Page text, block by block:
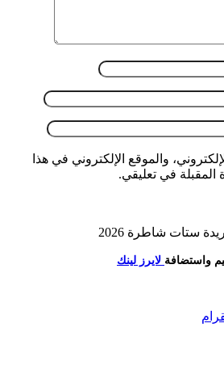
والموقع الإلكتروني في هذا
المقبلة في تعليقي.
ستات شاطرة 2026
واستضافة لايرز لينك